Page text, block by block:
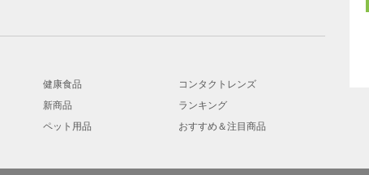
健康食品
コンタクトレンズ
新商品
ランキング
ペット用品 おすすめ＆注目商品